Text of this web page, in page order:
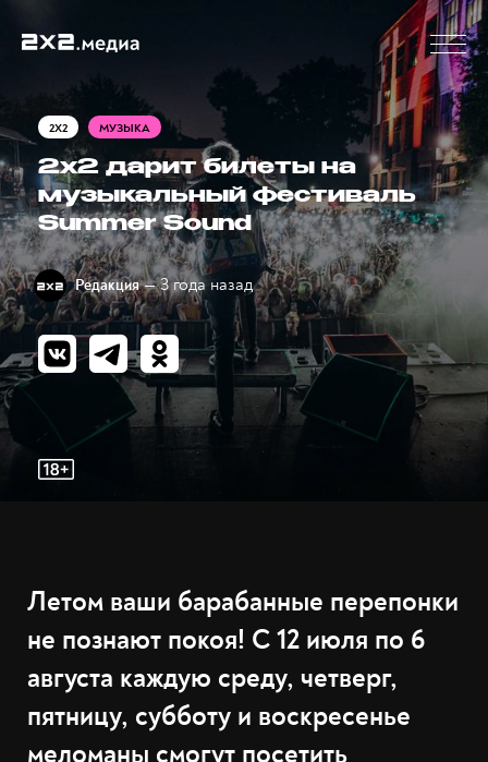
2X2 МУЗЫКА
2х2 дарит билеты на
музыкальный фестиваль
Summer Sound
Редакция — 3 года назад
Летом ваши барабанные перепонки
не познают покоя! С 12 июля по 6
августа каждую среду, четверг,
пятницу, субботу и воскресенье
меломаны смогут посетить